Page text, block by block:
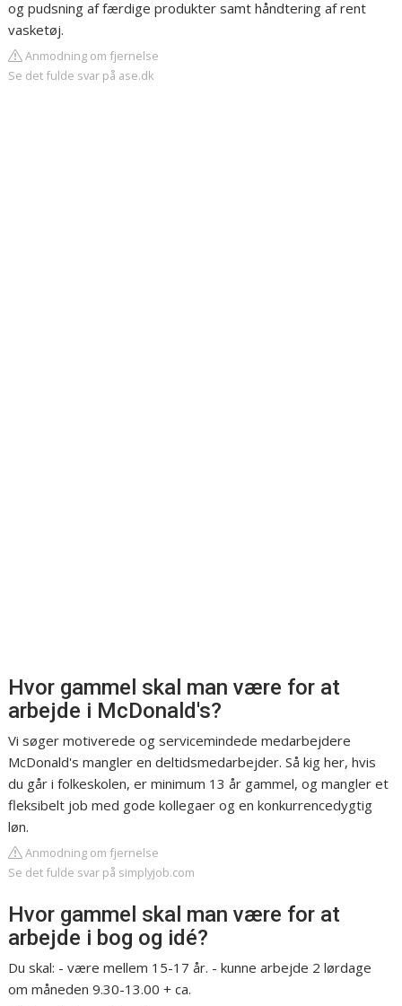
og pudsning af færdige produkter samt håndtering af rent
vasketøj.
Anmodning om fjernelse
Se det fulde svar på ase.dk
Hvor gammel skal man være for at
arbejde i McDonald's?
Vi søger motiverede og servicemindede medarbejdere
McDonald's mangler en deltidsmedarbejder. Så kig her, hvis
du går i folkeskolen, er minimum 13 år gammel, og mangler et
fleksibelt job med gode kollegaer og en konkurrencedygtig
løn.
Anmodning om fjernelse
Se det fulde svar på simplyjob.com
Hvor gammel skal man være for at
arbejde i bog og idé?
Du skal: - være mellem 15-17 år. - kunne arbejde 2 lørdage
om måneden 9.30-13.00 + ca.